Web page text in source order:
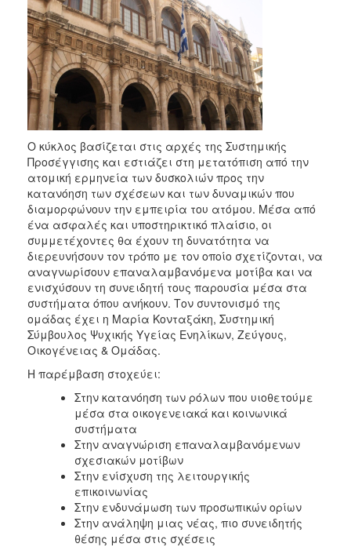
Ο κύκλος βασίζεται στις αρχές της Συστημικής
Προσέγγισης και εστιάζει στη μετατόπιση από την
ατομική ερμηνεία των δυσκολιών προς την
κατανόηση των σχέσεων και των δυναμικών που
διαμορφώνουν την εμπειρία του ατόμου. Μέσα από
ένα ασφαλές και υποστηρικτικό πλαίσιο, οι
συμμετέχοντες θα έχουν τη δυνατότητα να
διερευνήσουν τον τρόπο με τον οποίο σχετίζονται, να
αναγνωρίσουν επαναλαμβανόμενα μοτίβα και να
ενισχύσουν τη συνειδητή τους παρουσία μέσα στα
συστήματα όπου ανήκουν. Τον συντονισμό της
ομάδας έχει η Μαρία Κονταξάκη, Συστημική
Σύμβουλος Ψυχικής Υγείας Ενηλίκων, Ζεύγους,
Οικογένειας & Ομάδας.
Η παρέμβαση στοχεύει:
Στην κατανόηση των ρόλων που υιοθετούμε
μέσα στα οικογενειακά και κοινωνικά
συστήματα
Στην αναγνώριση επαναλαμβανόμενων
σχεσιακών μοτίβων
Στην ενίσχυση της λειτουργικής
επικοινωνίας
Στην ενδυνάμωση των προσωπικών ορίων
Στην ανάληψη μιας νέας, πιο συνειδητής
θέσης μέσα στις σχέσεις